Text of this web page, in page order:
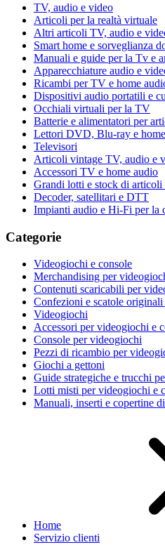
TV, audio e video
Articoli per la realtà virtuale
Altri articoli TV, audio e
Smart home e sorveglianza
Manuali e guide per la Tv e
Apparecchiature audio e
Ricambi per TV e home
Dispositivi audio portatili e
Occhiali virtuali per la TV
Batterie e alimentatori per
Lettori DVD, Blu-ray e
Televisori
Articoli vintage TV, audio e
Accessori TV e home audio
Grandi lotti e stock di
Decoder, satellitari e DTT
Impianti audio e Hi-Fi per la
Categorie
Videogiochi e console
Merchandising per
Contenuti scaricabili per
Confezioni e scatole
Videogiochi
Accessori per videogiochi e
Console per videogiochi
Pezzi di ricambio per
Giochi a gettoni
Guide strategiche e trucchi
Lotti misti per videogiochi e
Manuali, inserti e copertine
Home
Servizio clienti